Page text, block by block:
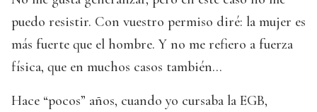
puedo resistir. Con vuestro permiso diré: la mujer es
más fuerte que el hombre. Y no me refiero a fuerza
física, que en muchos casos también...
Hace “pocos” años, cuando yo cursaba la EGB,